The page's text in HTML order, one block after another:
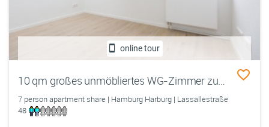
online tour
10 qm großes unmöbliertes WG-Zimmer zum 01.09. in netter WG in Hamburg-Harburg
7 person apartment share | Hamburg Harburg | Lassallestraße
48